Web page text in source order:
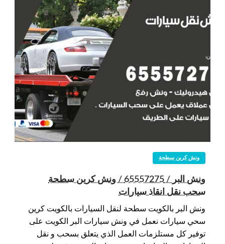
ونش كرين سطحة
ونش البر / 65557275 / ونش كرين سطحة
سحب نقل انقاذ سيارات
ونش البر بالكويت سطحة لنقل السيارات بالكويت كرين
سحي سيارات نعمل في ونش سيارات البر الكويت على
توفير كل مستلزمات العمل الذي يتعلق بسحب و نقل